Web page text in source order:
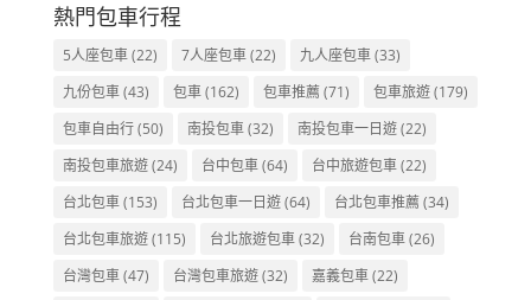
熱門包車行程
5人座包車(22) 7人座包車(22) 九人座包車(33)
九份包車(43) 包車(162) 包車推薦(71) 包車旅遊(179)
包車自由行(50) 南投包車(32) 南投包車一日遊(22)
南投包車旅遊(24) 台中包車(64) 台中旅遊包車(22)
台北包車(153) 台北包車一日遊(64) 台北包車推薦(34)
台北包車旅遊(115) 台北旅遊包車(32) 台南包車(26)
台灣包車(47) 台灣包車旅遊(32) 嘉義包車(22)